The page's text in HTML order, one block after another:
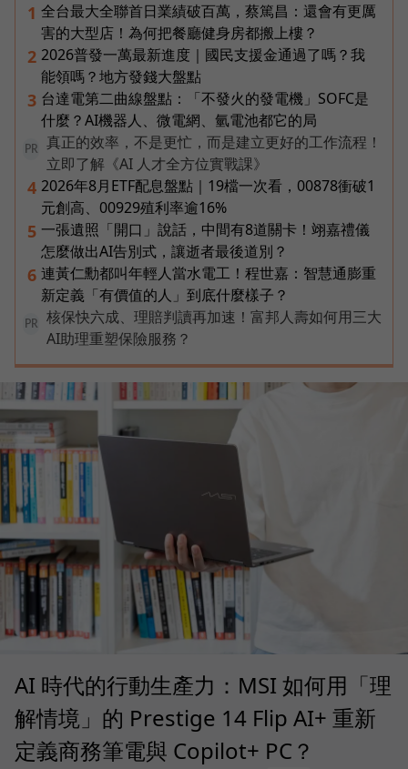
1 全台最大全聯首日業績破百萬，蔡篤昌：還會有更厲
害的大型店！為何把餐廳健身房都搬上樓？
2 2026普發一萬最新進度｜國民支援金通過了嗎？我
能領嗎？地方發錢大盤點
3 台達電第二曲線盤點：「不發火的發電機」SOFC是
什麼？AI機器人、微電網、氫電池都它的局
PR
真正的效率，不是更忙，而是建立更好的工作流程！
立即了解《AI 人才全方位實戰課》
4 2026年8月ETF配息盤點｜19檔一次看，00878衝破1
元創高、00929殖利率逾16%
5 一張遺照「開口」說話，中間有8道關卡！翊嘉禮儀
怎麼做出AI告別式，讓逝者最後道別？
6 連黃仁勳都叫年輕人當水電工！程世嘉：智慧通膨重
新定義「有價值的人」到底什麼樣子？
PR
核保快六成、理賠判讀再加速！富邦人壽如何用三大
AI助理重塑保險服務？
AI 時代的行動生產力：MSI 如何用「理
解情境」的 Prestige 14 Flip AI+ 重新
定義商務筆電與 Copilot+ PC？